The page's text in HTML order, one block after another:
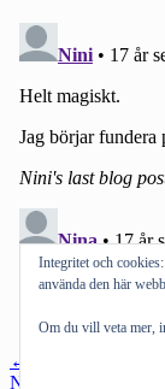
←
Nästa inlägg
Integritet och
använda den här
Om du vill veta mer,